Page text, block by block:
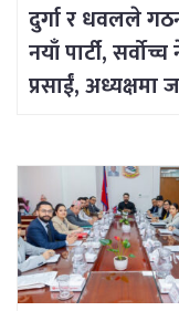
दुर्गा र धवलले
नयाँ पार्टी,
प्रसाईं, अध्यक्षमा